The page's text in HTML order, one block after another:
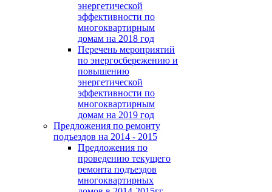
энергетической
эффективности по
многоквартирным
домам на 2018 год
Перечень мероприятий
по энергосбережению и
повышению
энергетической
эффективности по
многоквартирным
домам на 2019 год
Предложения по ремонту
подъездов на 2014 - 2015
Предложения по
проведению текущего
ремонта подъездов
многоквартирных